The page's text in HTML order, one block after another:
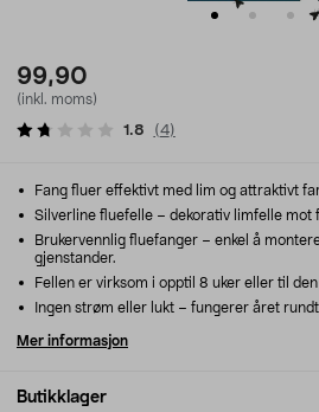
99,90
(inkl. moms)
1.8 (4)
Butikklager
Fang fluer effektivt med lim og attraktivt
Silverline fluefelle – dekorativ limfelle mot
Brukervennlig fluefanger – enkel å
gjenstander.
Fellen er virksom i opptil 8 uker eller til
Ingen strøm eller lukt – fungerer året
Mer informasjon